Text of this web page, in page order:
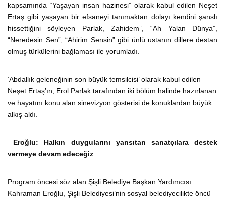
kapsamında “Yaşayan insan hazinesi” olarak kabul edilen Neşet
Ertaş gibi yaşayan bir efsaneyi tanımaktan dolayı kendini şanslı
hissettiğini söyleyen Parlak, Zahidem”, “Ah Yalan Dünya”,
“Neredesin Sen”, “Ahirim Sensin” gibi ünlü ustanın dillere destan
olmuş türkülerini bağlaması ile yorumladı.
‘Abdallık geleneğinin son büyük temsilcisi’ olarak kabul edilen
Neşet Ertaş’ın, Erol Parlak tarafından iki bölüm halinde hazırlanan
ve hayatını konu alan sinevizyon gösterisi de konuklardan büyük
alkış aldı.
Eroğlu: Halkın duygularını yansıtan sanatçılara destek
vermeye devam edeceğiz
Program öncesi söz alan Şişli Belediye Başkan Yardımcısı
Kahraman Eroğlu, Şişli Belediyesi’nin sosyal belediyecilikte öncü